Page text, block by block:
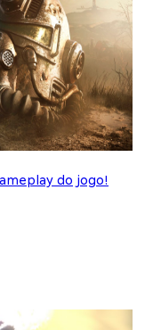
do jogo!